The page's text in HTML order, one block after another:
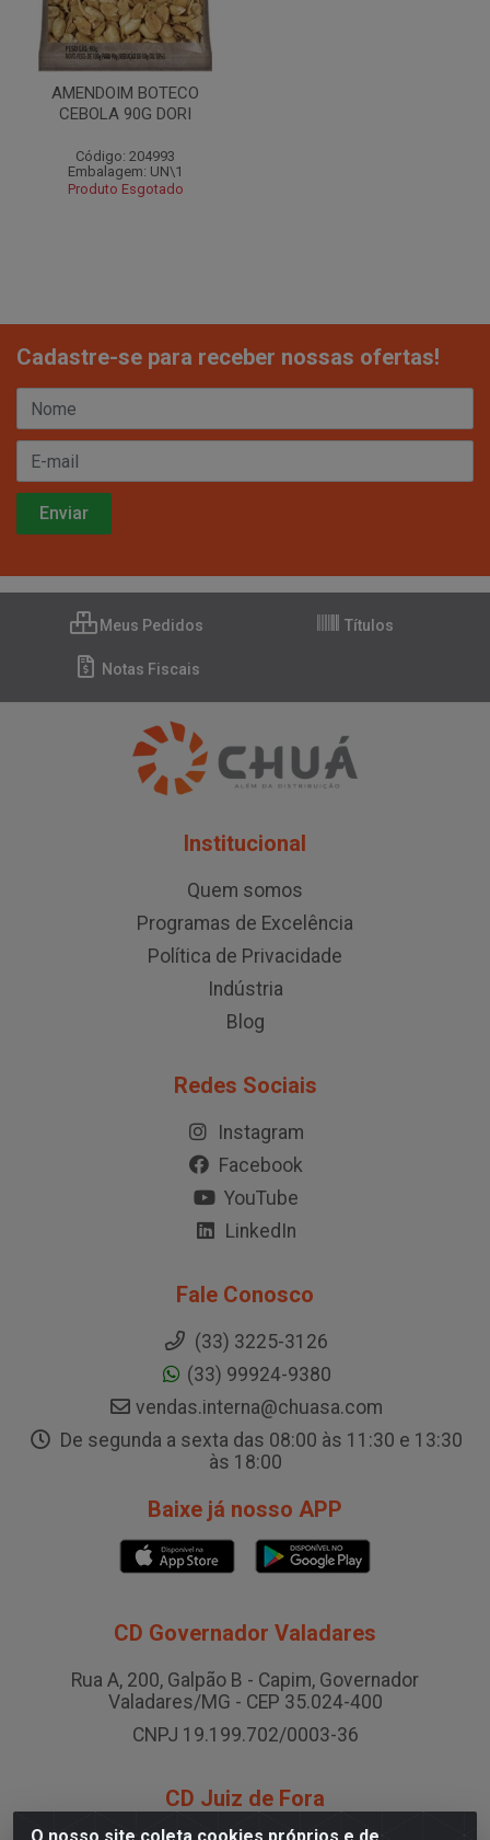
AMENDOIM BOTECO
CEBOLA 90G DORI
Código: 204993
Embalagem: UN\1
Produto Esgotado
Cadastre-se para receber nossas ofertas!
Meus Pedidos Títulos
Notas Fiscais
Institucional
Quem somos
Programas de Excelência
Política de Privacidade
Indústria
Blog
Redes Sociais
Instagram
Facebook
YouTube
LinkedIn
Fale Conosco
(33) 3225-3126
(33) 99924-9380
vendas.interna@chuasa.com
De segunda a sexta das 08:00 às 11:30 e 13:30
às 18:00
Baixe já nosso APP
CD Governador Valadares
Rua A, 200, Galpão B - Capim, Governador
Valadares/MG - CEP 35.024-400
CNPJ 19.199.702/0003-36
CD Juiz de Fora